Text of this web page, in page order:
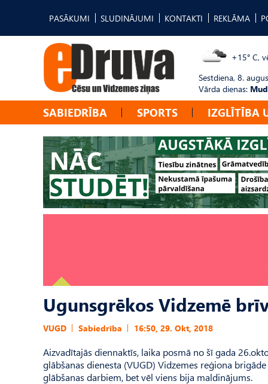
PASĀKUMI SLUDINĀJUMI KONTAKTI REKLĀMA
+15° C,
Sestdiena, 8.
Vārda dienas:
SABIEDRĪBA SPORTS IZGLĪTĪBA
Ugunsgrēkos Vidzemē
VUGD Sabiedrība 16:50, 29. Okt, 2018
Aizvadītajās diennaktīs, laika posmā no šī gada
glābšanas dienesta (VUGD) Vidzemes reģiona
glābšanas darbiem, bet vēl viens bija maldinājums.